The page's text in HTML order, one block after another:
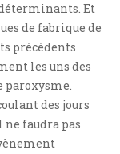
Et
de fabrique de
précédents
les uns des
paroxysme.
des jours
faudra pas